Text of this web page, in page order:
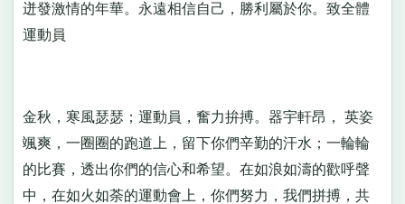
迸發激情的年華。永遠相信自己，勝利屬於你。致全體
運動員
金秋，寒風瑟瑟；運動員，奮力拚搏。器宇軒昂， 英姿
颯爽，一圈圈的跑道上，留下你們辛勤的汗水；一輪輪
的比賽，透出你們的信心和希望。在如浪如濤的歡呼聲
中，在如火如荼的運動會上，你們努力，我們拼搏，共